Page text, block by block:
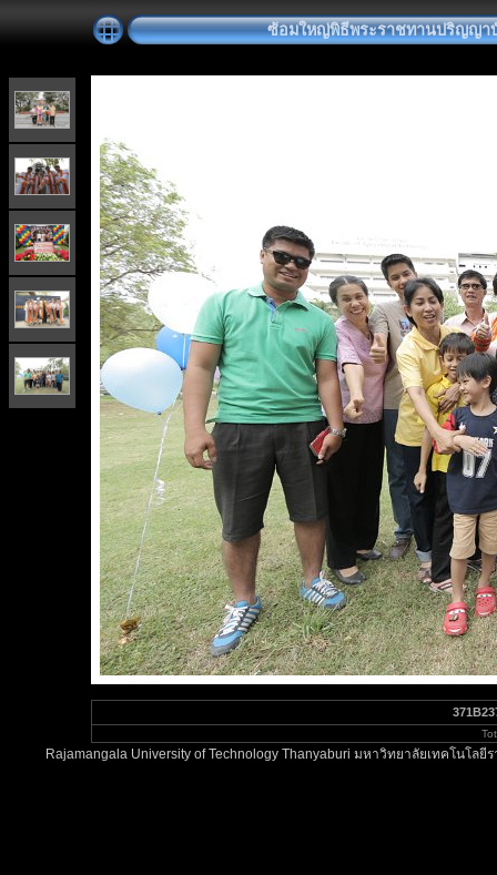
ซ้อมใหญ่พิธีพระราชทานปริญญา
Rajamangala University of Technology Thanyaburi มหาวิทยาลัยเทคโนโ